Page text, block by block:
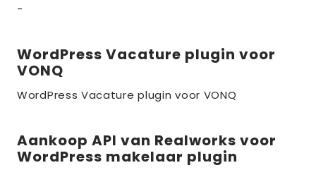
over
-
Lees
meer
over
WordPress Vacature plugin voor
VONQ
WordPress Vacature plugin voor VONQ
Lees
meer
Aankoop API van Realworks voor
WordPress makelaar plugin